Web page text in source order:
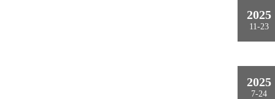
2025
11-23
2025
7-24